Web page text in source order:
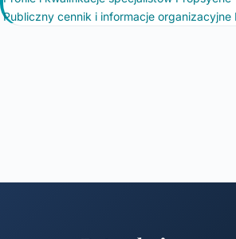
Publiczny cennik i informacje organizacyjne